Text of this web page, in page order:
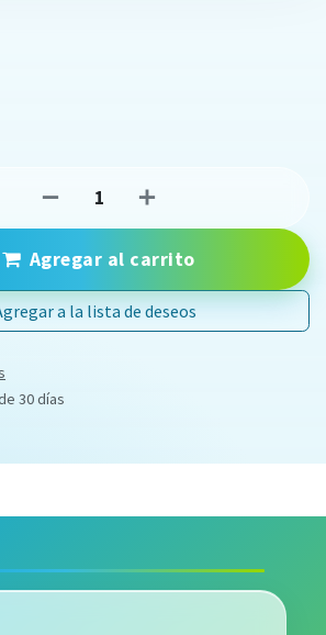
Agregar al carrito
a la lista de deseos
30 días